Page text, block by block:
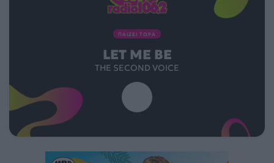
ΠΑΙΖΕΙ ΤΩΡΑ
LET ME BE
THE SECOND VOICE